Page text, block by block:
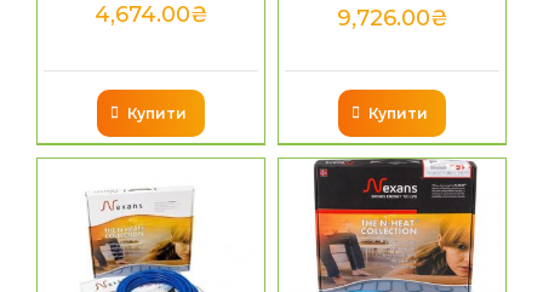
4,674.00₴
Купити
9,726.00₴
Купити